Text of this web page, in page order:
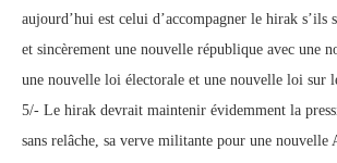
aujourd’hui est celui d’accompagner le hirak s’ils
et sincèrement une nouvelle république avec une
une nouvelle loi électorale et une nouvelle loi sur
5/- Le hirak devrait maintenir évidemment la
sans relâche, sa verve militante pour une nouvelle